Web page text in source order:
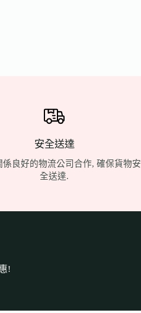
安全送達
係良好的物流公司合作, 確保貨物安
全送達.
!